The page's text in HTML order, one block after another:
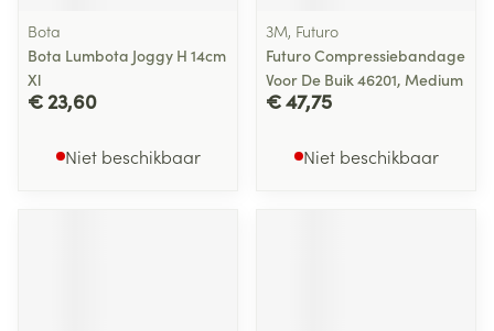
Bota
Bota Lumbota Joggy H 14cm
Xl
€ 23,60
Niet beschikbaar
3M, Futuro
Futuro Compressiebandage
Voor De Buik 46201, Medium
€ 47,75
Niet beschikbaar